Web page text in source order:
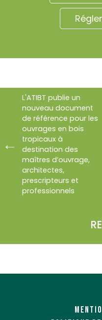
L'ATIBT publie un
nouveau document
de référence pour les
ouvrages en bois
tropicaux à
destination des
maîtres d’ouvrage,
architectes,
prescripteurs et
professionnels